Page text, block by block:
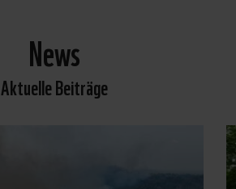
News
Aktuelle Beiträge